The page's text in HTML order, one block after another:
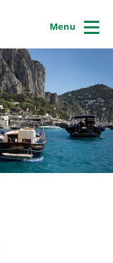
Menu